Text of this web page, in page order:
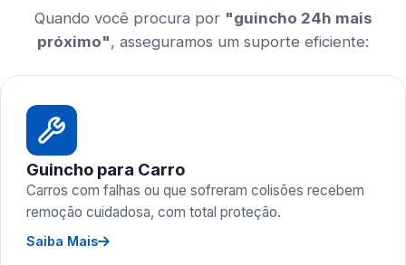
Quando você procura por "guincho 24h mais
próximo", asseguramos um suporte eficiente:
Guincho para Carro
Carros com falhas ou que sofreram colisões recebem
remoção cuidadosa, com total proteção.
Saiba Mais